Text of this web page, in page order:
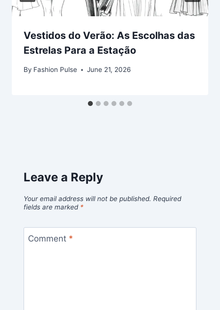
Vestidos do Verão: As Escolhas das
Estrelas Para a Estação
By Fashion Pulse June 21, 2026
Leave a Reply
Your email address will not be published. Required
fields are marked *
Comment *